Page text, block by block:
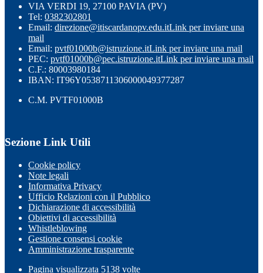
VIA VERDI 19, 27100 PAVIA (PV)
Tel: 0382302801
Email: direzione@itiscardanopv.edu.itLink per inviare una
mail
Email: pvtf01000b@istruzione.itLink per inviare una mail
PEC: pvtf01000b@pec.istruzione.itLink per inviare una mail
C.F.: 80003980184
IBAN: IT96Y0538711306000049377287
C.M. PVTF01000B
Sezione Link Utili
Cookie policy
Note legali
Informativa Privacy
Ufficio Relazioni con il Pubblico
Dichiarazione di accessibilità
Obiettivi di accessibilità
Whistleblowing
Gestione consensi cookie
Amministrazione trasparente
Pagina visualizzata 5138 volte